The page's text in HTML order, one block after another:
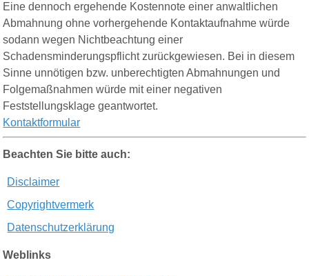
Eine dennoch ergehende Kostennote einer anwaltlichen
Abmahnung ohne vorhergehende Kontaktaufnahme würde
sodann wegen Nichtbeachtung einer
Schadensminderungspflicht zurückgewiesen. Bei in diesem
Sinne unnötigen bzw. unberechtigten Abmahnungen und
Folgemaßnahmen würde mit einer negativen
Feststellungsklage geantwortet.
Kontaktformular
Beachten Sie bitte auch:
Disclaimer
Copyrightvermerk
Datenschutzerklärung
Weblinks